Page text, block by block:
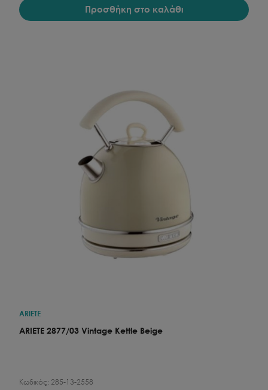
Προσθήκη στο καλάθι
ARIETE
ARIETE 2877/03 Vintage Kettle Beige
Κωδικός: 285-13-2558